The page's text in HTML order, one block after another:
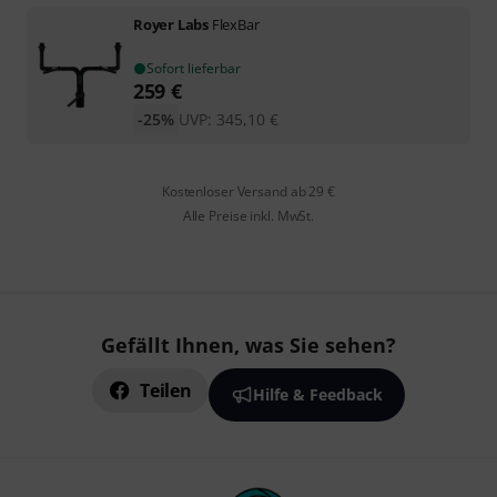
Royer Labs FlexBar
Sofort lieferbar
259 €
UVP: 345,10 €
-25%
Kostenloser Versand ab 29 €
Alle Preise inkl. MwSt.
Gefällt Ihnen, was Sie sehen?
Teilen Hilfe & Feedback